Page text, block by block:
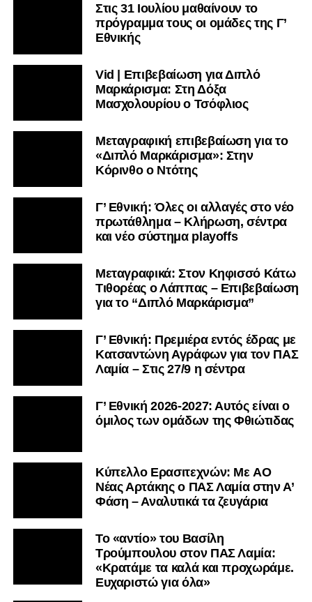
Στις 31 Ιουλίου μαθαίνουν το
πρόγραμμα τους οι ομάδες της Γ’
Εθνικής
Vid | Επιβεβαίωση για Διπλό
Μαρκάρισμα: Στη Δόξα
Μασχολουρίου ο Τσόφλιος
Μεταγραφική επιβεβαίωση για το
«Διπλό Μαρκάρισμα»: Στην
Κόρινθο ο Ντότης
Γ’ Εθνική: Όλες οι αλλαγές στο νέο
πρωτάθλημα – Κλήρωση, σέντρα
και νέο σύστημα playoffs
Μεταγραφικά: Στον Κηφισσό Κάτω
Τιθορέας ο Λάππας – Επιβεβαίωση
για το “Διπλό Μαρκάρισμα”
Γ’ Εθνική: Πρεμιέρα εντός έδρας με
Κατσαντώνη Αγράφων για τον ΠΑΣ
Λαμία – Στις 27/9 η σέντρα
Γ’ Εθνική 2026-2027: Αυτός είναι ο
όμιλος των ομάδων της Φθιώτιδας
Kύπελλο Ερασιτεχνών: Με AO
Nέας Αρτάκης ο ΠΑΣ Λαμία στην Α’
Φάση – Αναλυτικά τα ζευγάρια
Το «αντίο» του Βασίλη
Τρούμπουλου στον ΠΑΣ Λαμία:
«Κρατάμε τα καλά και προχωράμε.
Ευχαριστώ για όλα»